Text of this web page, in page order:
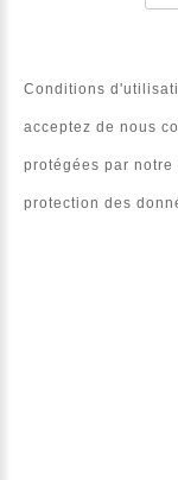
Conditions
acceptez de nous
protégées par
protection des